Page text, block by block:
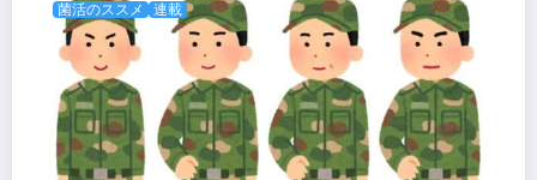
菌活のススメ 連載